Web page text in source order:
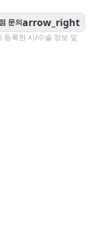
문의arrow_right
등록한 시/수술 정보 및